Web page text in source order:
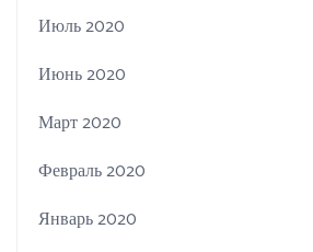
Июль 2020
Июнь 2020
Март 2020
Февраль 2020
Январь 2020